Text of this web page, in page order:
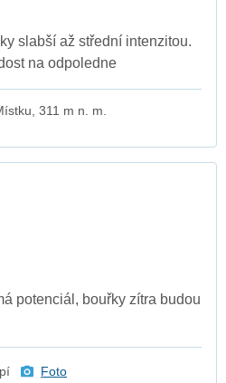
slabší až střední intenzitou.
na odpoledne
311 m n. m.
potenciál, bouřky zítra budou
Foto